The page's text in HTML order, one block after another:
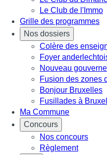
Le Club de l'Immo
Grille des programmes
Nos dossiers
Colère des
Foyer
Nouveau
Fusion des zones
Bonjour Bruxelles
Fusillades à
Ma Commune
Concours
Nos concours
Règlement